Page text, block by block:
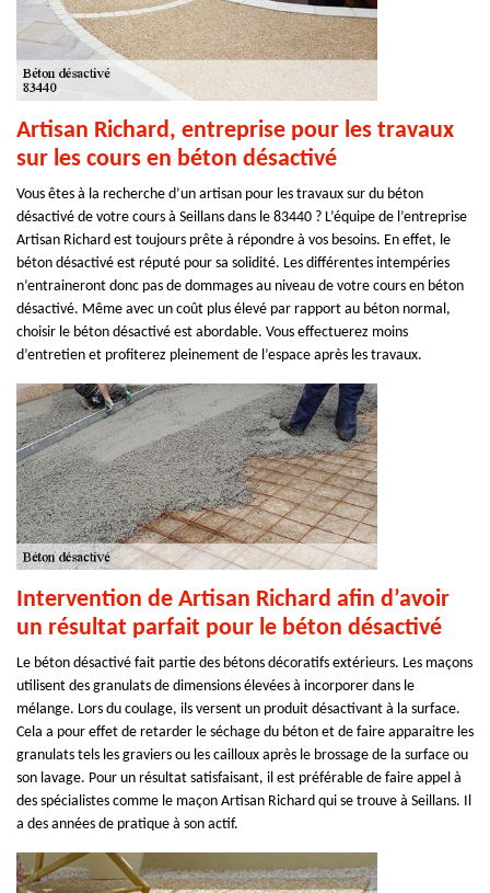
Artisan Richard, entreprise pour les travaux
sur les cours en béton désactivé
Vous êtes à la recherche d’un artisan pour les travaux sur du béton
désactivé de votre cours à Seillans dans le 83440 ? L’équipe de l’entreprise
Artisan Richard est toujours prête à répondre à vos besoins. En effet, le
béton désactivé est réputé pour sa solidité. Les différentes intempéries
n’entraineront donc pas de dommages au niveau de votre cours en béton
désactivé. Même avec un coût plus élevé par rapport au béton normal,
choisir le béton désactivé est abordable. Vous effectuerez moins
d’entretien et profiterez pleinement de l’espace après les travaux.
Intervention de Artisan Richard afin d’avoir
un résultat parfait pour le béton désactivé
Le béton désactivé fait partie des bétons décoratifs extérieurs. Les maçons
utilisent des granulats de dimensions élevées à incorporer dans le
mélange. Lors du coulage, ils versent un produit désactivant à la surface.
Cela a pour effet de retarder le séchage du béton et de faire apparaitre les
granulats tels les graviers ou les cailloux après le brossage de la surface ou
son lavage. Pour un résultat satisfaisant, il est préférable de faire appel à
des spécialistes comme le maçon Artisan Richard qui se trouve à Seillans. Il
a des années de pratique à son actif.